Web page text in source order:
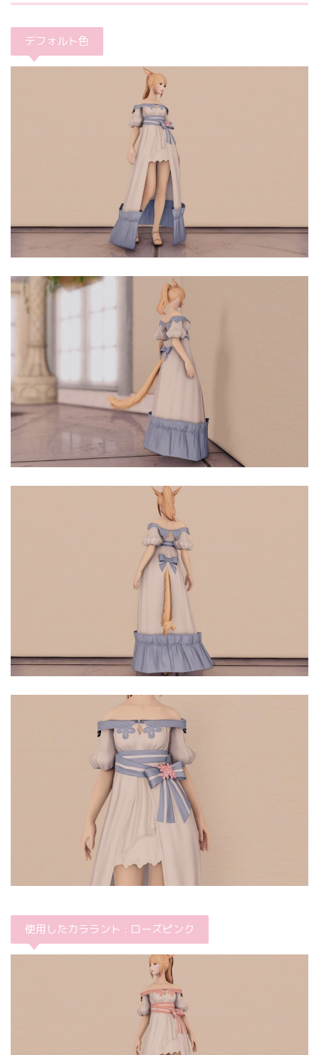
デフォルト色
使用したカララント : ローズピンク